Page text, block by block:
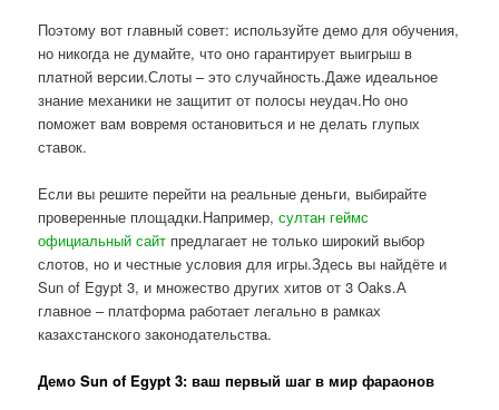
Поэтому вот главный совет: используйте демо для обучения,
но никогда не думайте, что оно гарантирует выигрыш в
платной версии.Слоты – это случайность.Даже идеальное
знание механики не защитит от полосы неудач.Но оно
поможет вам вовремя остановиться и не делать глупых
ставок.
Если вы решите перейти на реальные деньги, выбирайте
проверенные площадки.Например,султан геймс
официальный сайт предлагает не только широкий выбор
слотов, но и честные условия для игры.Здесь вы найдёте и
Sun of Egypt 3, и множество других хитов от 3 Oaks.А
главное – платформа работает легально в рамках
казахстанского законодательства.
Демо Sun of Egypt 3: ваш первый шаг в мир фараонов